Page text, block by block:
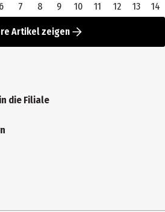
6 7 8 9 10 11 12 13 14
Artikel zeigen
die Filiale